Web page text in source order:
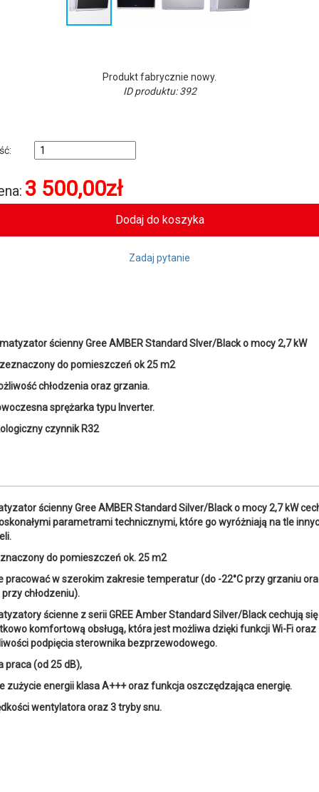
Produkt fabrycznie nowy.
ID produktu: 392
3 500,00zł
Zadaj pytanie
ścienny Gree AMBER Standard Slver/Black o mocy 2,7 kW
do pomieszczeń ok 25 m2
chłodzenia oraz grzania.
sprężarka typu Inverter.
czynnik R32
ścienny Gree AMBER Standard Silver/Black o mocy 2,7 kW
parametrami technicznymi, które go wyróżniają na tle
do pomieszczeń ok. 25 m2
pracować w szerokim zakresie temperatur (do -22°C przy grzaniu
przy chłodzeniu).
ścienne z serii GREE Amber Standard Silver/Black cechują się
komfortową obsługą, która jest możliwa dzięki funkcji Wi-Fi oraz
podpięcia sterownika bezprzewodowego.
praca (od 25 dB),
zużycie energii klasa A+++ oraz funkcja oszczędzająca energię.
wentylatora oraz 3 tryby snu.